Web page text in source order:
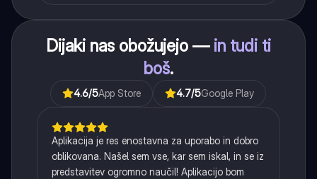
Dijaki nas obožujejo — in tudi ti
boš.
4.6/5App Store 4.7/5Google Play
Aplikacija je res enostavna za uporabo in dobro
oblikovana. Našel sem vse, kar sem iskal, in se iz
predstavitev ogromno naučil! Aplikacijo bom